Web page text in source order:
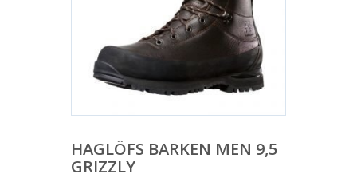
HAGLÖFS BARKEN MEN 9,5
GRIZZLY